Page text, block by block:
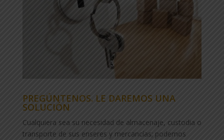
PREGÚNTENOS. LE DAREMOS UNA
SOLUCIÓN
Cualquiera sea su necesidad de almacenaje, custodia o
transporte de sus enseres y mercancías; podemos